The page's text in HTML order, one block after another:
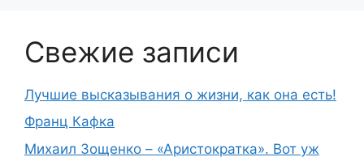
Свежие записи
Лучшие высказывания о жизни, как она есть!
Франц Кафка
Михаил Зощенко – «Аристократка». Вот уж